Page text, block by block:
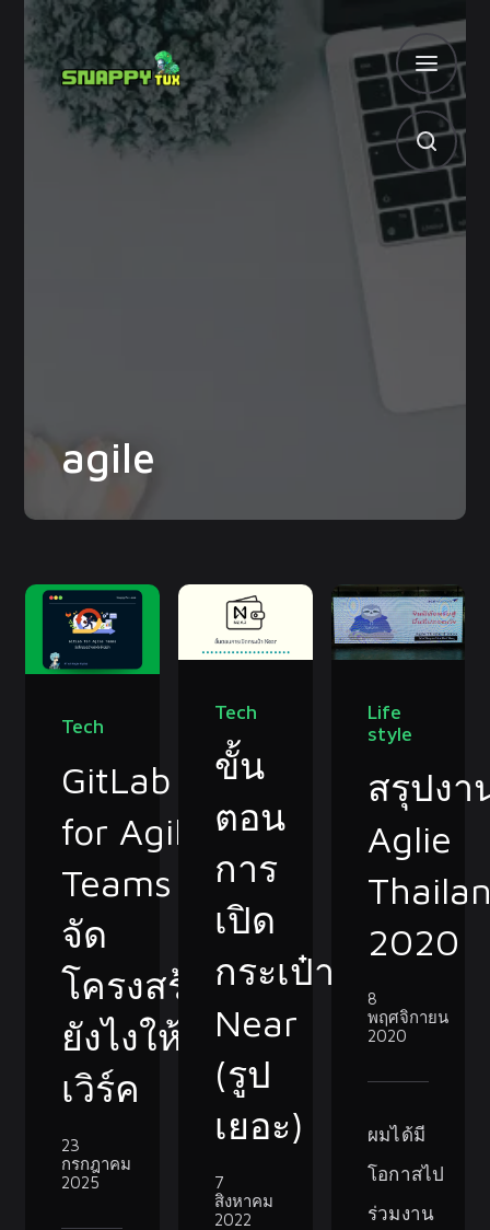
agile
Tech
GitLab
for Agile
Teams
จัด
โครงสร้าง
ยังไงให้
เวิร์ค
23
กรกฎาคม
2025
Tech
ขั้น
ตอน
การ
เปิด
กระเป๋า
Near
(รูป
เยอะ)
7
สิงหาคม
2022
Life
style
สรุปงา
Aglie
2020
8
พฤศจิกายน
2020
ผมได้มี
โอกาสไป
ร่วมงาน